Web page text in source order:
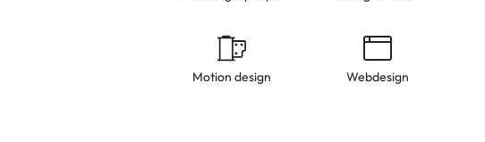
Motion design Webdesign